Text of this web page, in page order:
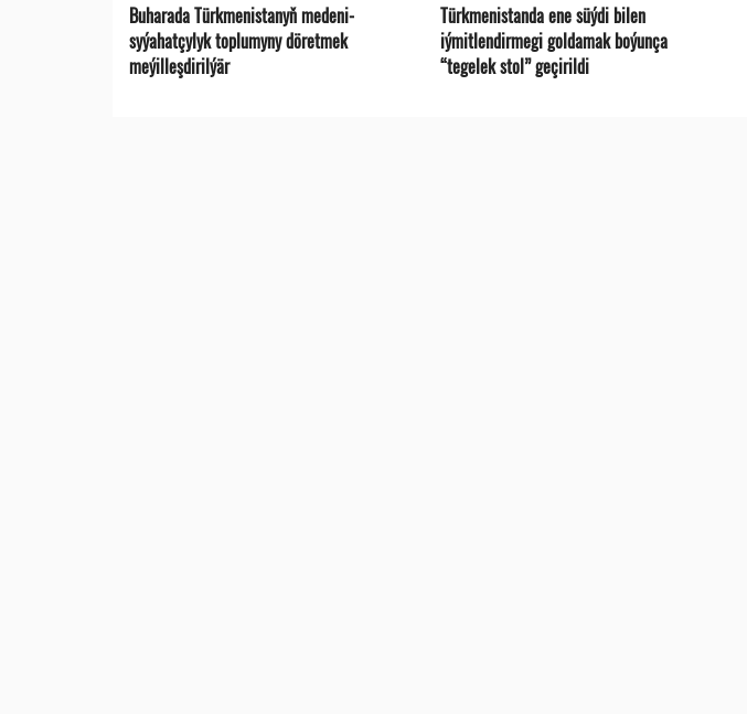
Buharada Türkmenistanyň medeni-
syýahatçylyk toplumyny döretmek
meýilleşdirilýär
Türkmenistanda ene süýdi bilen
iýmitlendirmegi goldamak boýunça
“tegelek stol” geçirildi